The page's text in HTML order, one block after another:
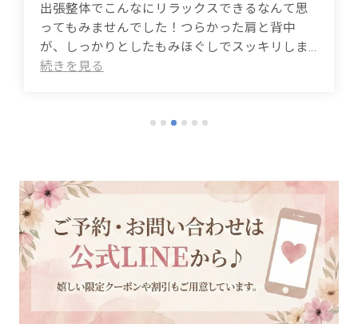
腰痛がひどくて困っていたところ、この整体サ
ービスを試してみました。出張対応があるので
自宅でリラックスしながら施術を受けられるの
が本当にありがたいです。特にストレッチと丁
アのアドバイスをもらえて、今後の生活にも役
(Translated by Google)
I was suffering from severe back pain, so I
decided to try this chiropractic service. They offer
on-site services, so I'm really grateful that I can
receive treatment from the comfort of my own
home. Thanks to the stretching and careful
massage, in particular, I felt surprisingly lighter after